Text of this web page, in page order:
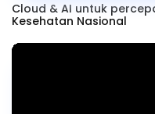
Cloud & AI untuk
Kesehatan Nasional